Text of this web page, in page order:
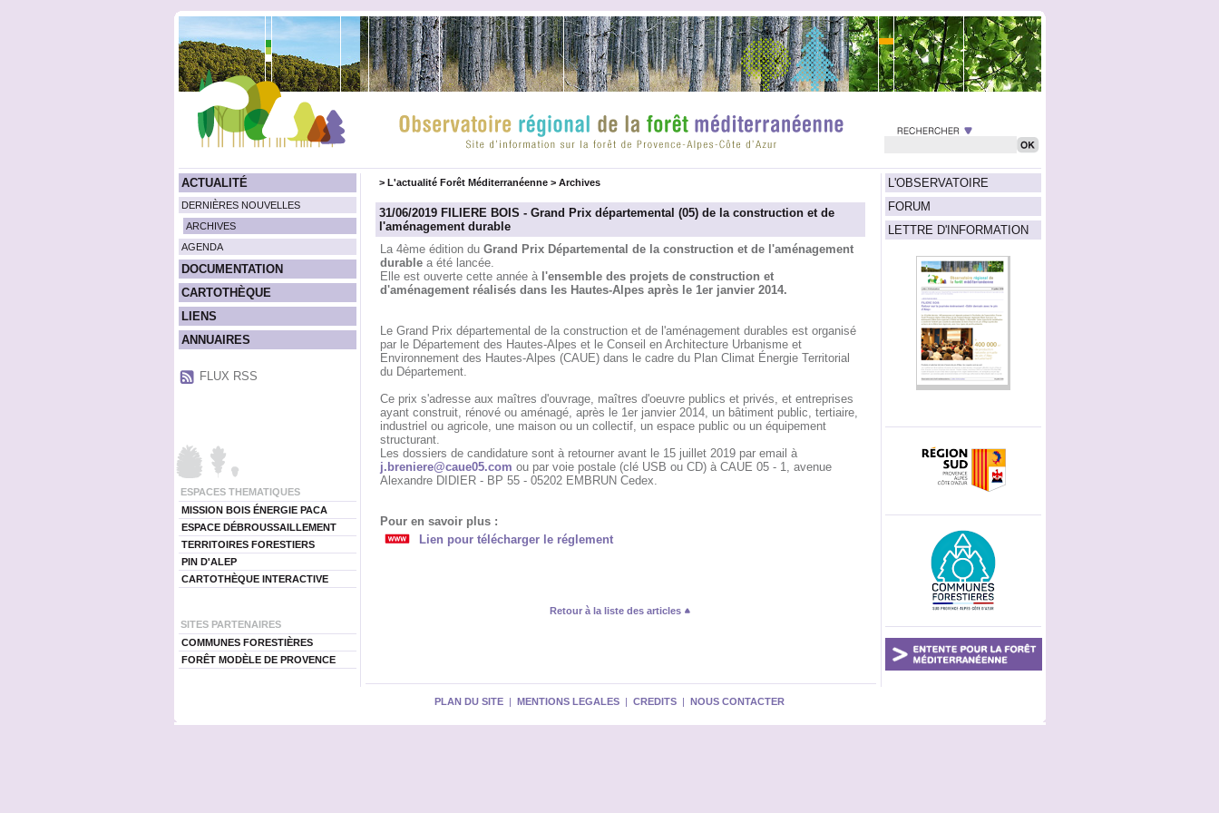
ACTUALITÉ
DERNIÈRES NOUVELLES
ARCHIVES
AGENDA
DOCUMENTATION
CARTOTHÈQUE
LIENS
ANNUAIRES
FLUX RSS
ESPACES THEMATIQUES
MISSION BOIS ÉNERGIE PACA
ESPACE DÉBROUSSAILLEMENT
TERRITOIRES FORESTIERS
PIN D'ALEP
CARTOTHÈQUE INTERACTIVE
SITES PARTENAIRES
COMMUNES FORESTIÈRES
FORÊT MODÈLE DE PROVENCE
L'OBSERVATOIRE
FORUM
LETTRE D'INFORMATION
> L'actualité Forêt Méditerranéenne> Archives
31/06/2019 FILIERE BOIS - Grand Prix départemental (05) de la construction et de
l'aménagement durable
La 4ème édition du Grand Prix Départemental de la construction et de l'aménagement
durablea été lancée.
Elle est ouverte cette année à l'ensemble des projets de construction et
d'aménagement réalisés dans les Hautes-Alpes après le 1er janvier 2014.
Le Grand Prix départemental de la construction et de l'aménagement durables est organisé
par le Département des Hautes-Alpes et le Conseil en Architecture Urbanisme et
Environnement des Hautes-Alpes (CAUE) dans le cadre du Plan Climat Énergie Territorial
du Département.
Ce prix s'adresse aux maîtres d'ouvrage, maîtres d'oeuvre publics et privés, et entreprises
ayant construit, rénové ou aménagé, après le 1er janvier 2014, un bâtiment public, tertiaire,
industriel ou agricole, une maison ou un collectif, un espace public ou un équipement
structurant.
Les dossiers de candidature sont à retourner avant le 15 juillet 2019 par email à
j.breniere@caue05.com ou par voie postale (clé USB ou CD) à CAUE 05 - 1, avenue
Alexandre DIDIER - BP 55 - 05202 EMBRUN Cedex.
Pour en savoir plus :
Lien pour télécharger le réglement
Retour à la liste des articles
PLAN DU SITE | MENTIONS LEGALES | CREDITS | NOUS CONTACTER